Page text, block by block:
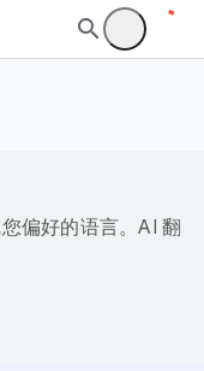
偏好的语言。AI 翻